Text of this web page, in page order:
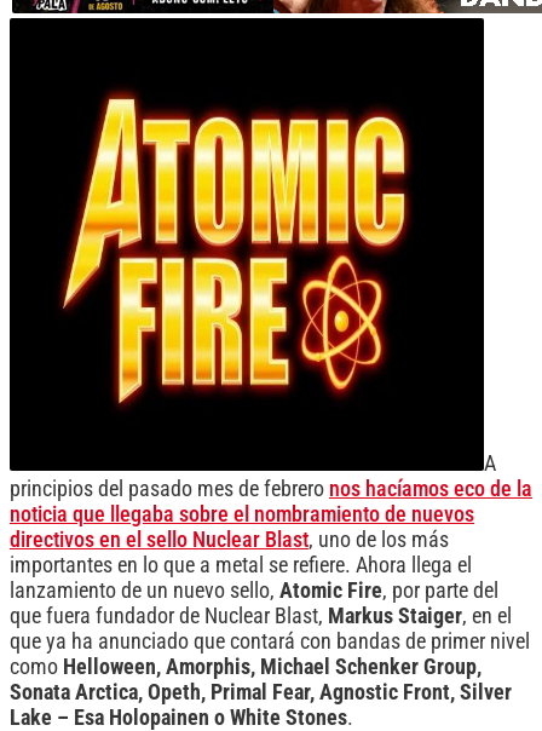
A
principios del pasado mes de febrero nos hacíamos eco de la
noticia que llegaba sobre el nombramiento de nuevos
directivos en el sello Nuclear Blast, uno de los más
importantes en lo que a metal se refiere. Ahora llega el
lanzamiento de un nuevo sello, Atomic Fire, por parte del
que fuera fundador de Nuclear Blast, Markus Staiger, en el
que ya ha anunciado que contará con bandas de primer nivel
como Helloween, Amorphis, Michael Schenker Group,
Sonata Arctica, Opeth, Primal Fear, Agnostic Front, Silver
Lake – Esa Holopainen o White Stones.